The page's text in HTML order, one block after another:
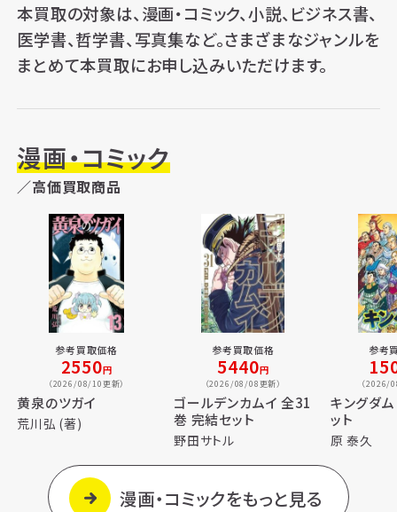
本買取の対象は、漫画・コミック、小説、ビジネス書、
医学書、哲学書、写真集など。さまざまなジャンルを
まとめて本買取にお申し込みいただけます。
漫画・コミック
／高価買取商品
参考買取価格
2550円
（2026/08/10更新）
黄泉のツガイ
荒川弘 (著)
参考買取価格
5440円
（2026/08/08更新）
ゴールデンカムイ 全31
巻 完結セット
野田サトル
参考
（2026/
キングダ
ット
原 泰久
漫画・コミックをもっと見る